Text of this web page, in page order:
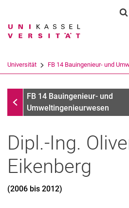
Suchbegriff
Suchen
Universität FB 14 Bauingenieur- und
Ehemalige
FB 14 Bauingenieur- und
Umweltingenieurwesen
Dipl.-Ing.
Eikenberg
(2006 bis 2012)